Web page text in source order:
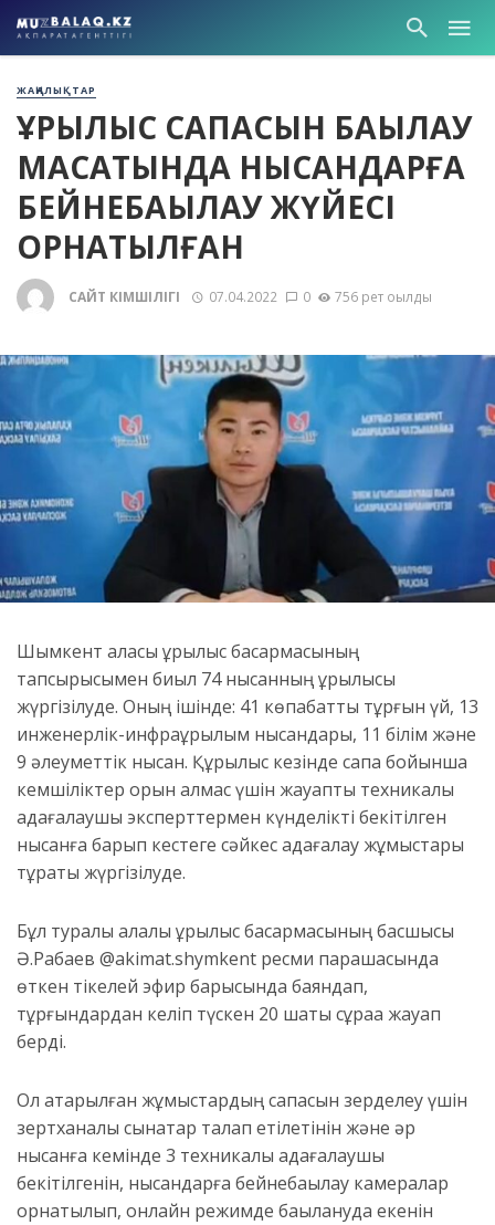
ЖАҢАЛЫҚТАР
ҚҰРЫЛЫС САПАСЫН БАҚЫЛАУ
МАҚСАТЫНДА НЫСАНДАРҒА
БЕЙНЕБАҚЫЛАУ ЖҮЙЕСІ
ОРНАТЫЛҒАН
САЙТ ӘКІМШІЛІГІ 07.04.2022 0 756 рет оқылды
Шымкент қаласы құрылыс басқармасының
тапсырысымен биыл 74 нысанның құрылысы
жүргізілуде. Оның ішінде: 41 көпқабатты тұрғын үй, 13
инженерлік-инфрақұрылым нысандары, 11 білім және
9 әлеуметтік нысан. Құрылыс кезінде сапа бойынша
кемшіліктер орын алмас үшін жауапты техникалық
қадағалаушы эксперттермен күнделікті бекітілген
нысанға барып кестеге сәйкес қадағалау жұмыстары
тұрақты жүргізілуде.
Бұл туралы қалалық құрылыс басқармасының басшысы
Ә.Рабаев @akimat.shymkent ресми парақшасында
өткен тікелей эфир барысында баяндап,
тұрғындардан келіп түскен 20 шақты сұраққа жауап
берді.
Ол атқарылған жұмыстардың сапасын зерделеу үшін
зертханалық сынақтар талап етілетінін және әр
нысанға кемінде 3 техникалық қадағалаушы
бекітілгенін, нысандарға бейнебақылау камералар
орнатылып, онлайн режимде бақылануда екенін